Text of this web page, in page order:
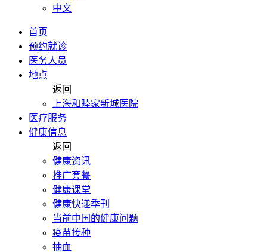
中文
首页
预约就诊
医务人员
地点
返回
上海和睦家新城医院
医疗服务
健康信息
返回
健康资讯
推广套餐
健康课堂
健康快递季刊
当前中国的健康问题
疫苗接种
抽血